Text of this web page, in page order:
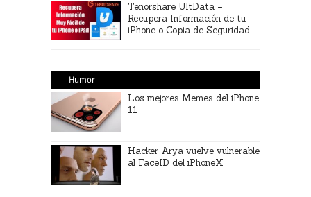
Tenorshare UltData –
Recupera Información de tu
iPhone o Copia de Seguridad
Humor
Los mejores Memes del iPhone
11
Hacker Arya vuelve vulnerable
al FaceID del iPhoneX